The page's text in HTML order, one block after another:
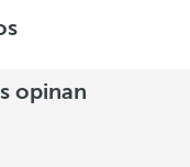
opinan